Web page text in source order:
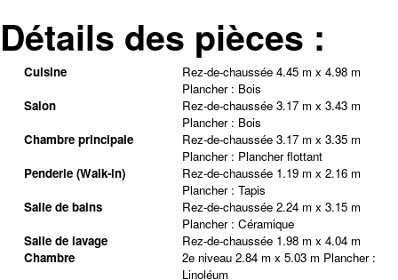
Détails des pièces :
Cuisine Rez-de-chaussée 4.45 m x 4.98 m
Plancher : Bois
Salon
Rez-de-chaussée 3.17 m x 3.43 m
Plancher : Bois
Chambre principale
Rez-de-chaussée 3.17 m x 3.35 m
Plancher : Plancher flottant
Penderie (Walk-in)
Rez-de-chaussée 1.19 m x 2.16 m
Plancher : Tapis
Salle de bains
Rez-de-chaussée 2.24 m x 3.15 m
Plancher : Céramique
Salle de lavage
Rez-de-chaussée 1.98 m x 4.04 m
Chambre
2e niveau 2.84 m x 5.03 m Plancher :
Linoléum